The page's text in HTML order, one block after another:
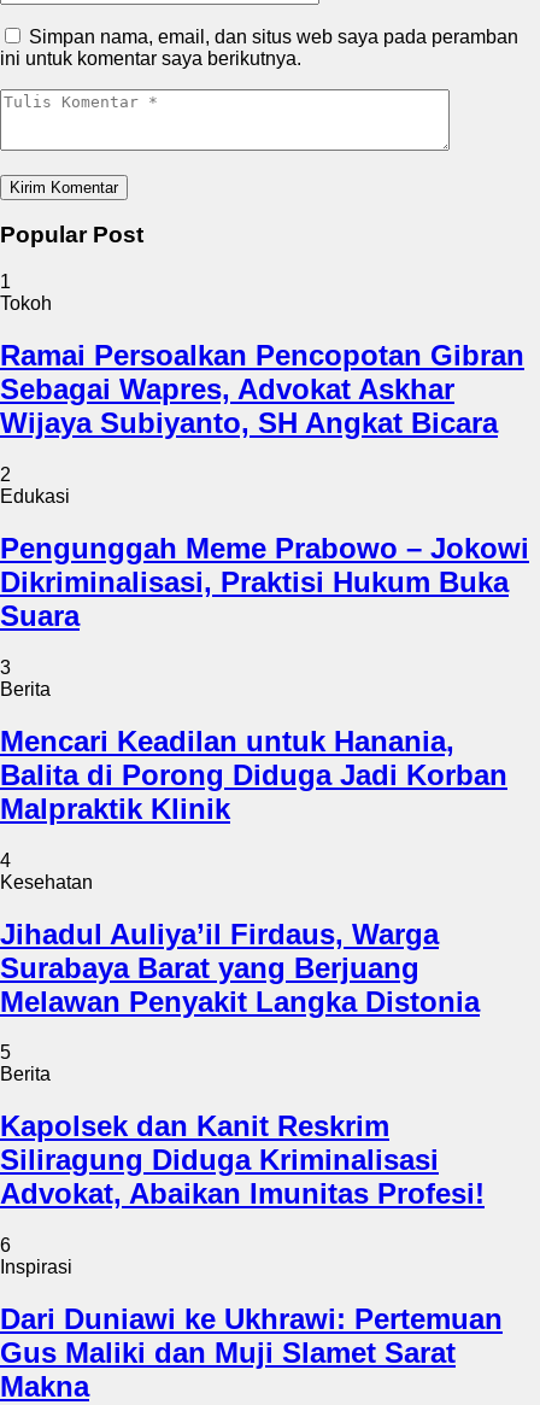
Simpan nama, email, dan situs web saya pada peramban
ini untuk komentar saya berikutnya.
Popular Post
1
Tokoh
Ramai Persoalkan Pencopotan Gibran
Sebagai Wapres, Advokat Askhar
Wijaya Subiyanto, SH Angkat Bicara
2
Edukasi
Pengunggah Meme Prabowo – Jokowi
Dikriminalisasi, Praktisi Hukum Buka
Suara
3
Berita
Mencari Keadilan untuk Hanania,
Balita di Porong Diduga Jadi Korban
Malpraktik Klinik
4
Kesehatan
Jihadul Auliya’il Firdaus, Warga
Surabaya Barat yang Berjuang
Melawan Penyakit Langka Distonia
5
Berita
Kapolsek dan Kanit Reskrim
Siliragung Diduga Kriminalisasi
Advokat, Abaikan Imunitas Profesi!
6
Inspirasi
Dari Duniawi ke Ukhrawi: Pertemuan
Gus Maliki dan Muji Slamet Sarat
Makna